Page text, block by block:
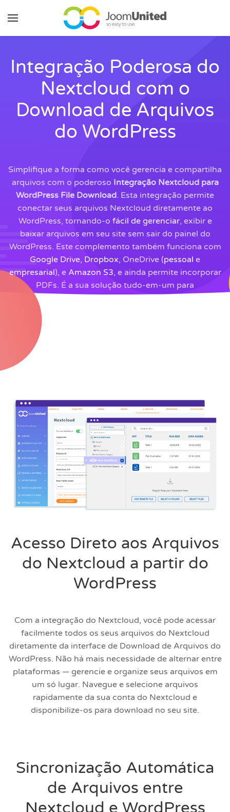
Pular para o conteúdo principal
Integração Poderosa do
Nextcloud com o
Download de Arquivos
do WordPress
Simplifique a forma como você gerencia e compartilha
arquivos com o poderoso Integração Nextcloud para
WordPress File Download. Esta integração permite
conectar seus arquivos Nextcloud diretamente ao
WordPress, tornando-o fácil de gerenciar, exibir e
baixar arquivos em seu site sem sair do painel do
WordPress. Este complemento também funciona com
Google Drive, Dropbox, OneDrive (pessoal e
empresarial), e Amazon S3, e ainda permite incorporar
PDFs. É a sua solução tudo-em-um para
Acesso Direto aos Arquivos
do Nextcloud a partir do
WordPress
Com a integração do Nextcloud, você pode acessar
facilmente todos os seus arquivos do Nextcloud
diretamente da interface de Download de Arquivos do
WordPress. Não há mais necessidade de alternar entre
plataformas — gerencie e organize seus arquivos em
um só lugar. Navegue e selecione arquivos
rapidamente da sua conta do Nextcloud e
disponibilize-os para download no seu site.
Sincronização Automática
de Arquivos entre
Nextcloud e WordPress